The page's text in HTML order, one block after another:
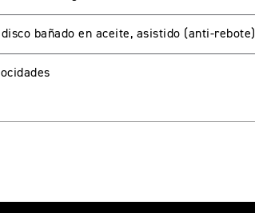
bañado en aceite, asistido (anti-rebote)